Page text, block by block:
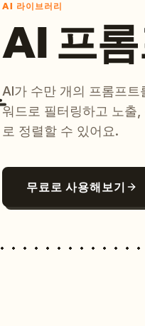
AI 라이브러리
AI 프
AI가 수만 개의 프롬프트
워드로 필터링하고 노출
로 정렬할 수 있어요.
무료로 사용해보기